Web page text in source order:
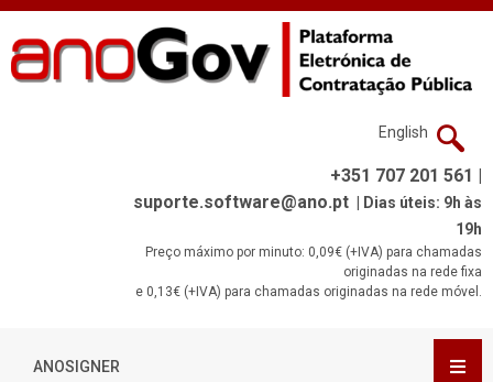
English
+351 707 201 561 |
suporte.software@ano.pt
| Dias úteis: 9h às
19h
Preço máximo por minuto: 0,09€ (+IVA) para chamadas
originadas na rede fixa
e 0,13€ (+IVA) para chamadas originadas na rede móvel.
ANOSIGNER